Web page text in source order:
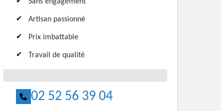
Artisan passionné
Prix imbattable
Travail de qualité
02 52 56 39 04